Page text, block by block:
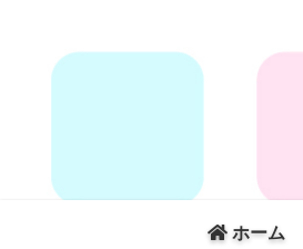
ホーム